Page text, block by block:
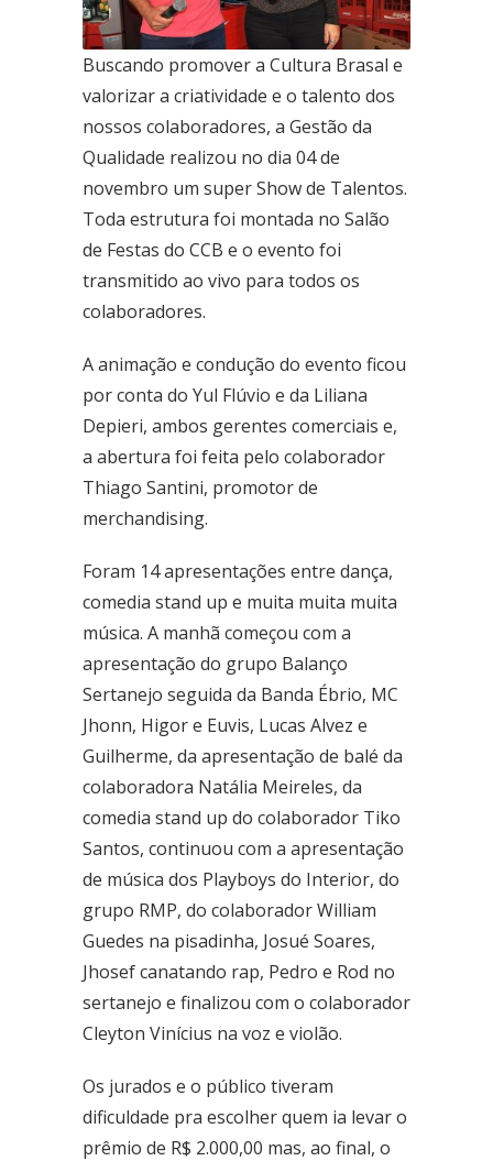
Ceilândia
QNN 30 Área Especial F
Fone: (61) 3035-6666
Pistão Sul CSG 9
Fone: (61) 3030-6666
Pistão Sul CSG 9
Fone: (61) 3030-6666
Ceilândia
QNN 30 Área Especial F
Fone: (61) 3035-6666
Park Sul
SGCV Sul Lote 12, Parte C, EPIA
BRASAL COMBUSTÍVEIS
Fone: (61) 3046-6070
Cruzeiro
Fone: (61) 3233-3890
Samambaia
QI 416, Conj. H, Lote 1 Brasília (DF)
Setor de Clubes Sul
SCE Sul Trecho 1, Conj. 9 - Avenida das Nações Brasília (DF)
Fone: (61) 3242-9052
Taguatinga Setor Hoteleiro Sul
Área Especial de Postos – Pistão Sul Brasília (DF)
Fone: (61) 3036-9962
Se você procura outrs contatos, entre em contato conosco,
enviando um e-mail para contato@brasal.com.br. Obrigado!
Buscando promover a Cultura Brasal e
valorizar a criatividade e o talento dos
nossos colaboradores, a Gestão da
Qualidade realizou no dia 04 de
novembro um super Show de Talentos.
Toda estrutura foi montada no Salão
de Festas do CCB e o evento foi
transmitido ao vivo para todos os
colaboradores.
A animação e condução do evento ficou
por conta do Yul Flúvio e da Liliana
Depieri, ambos gerentes comerciais e,
a abertura foi feita pelo colaborador
Thiago Santini, promotor de
merchandising.
Foram 14 apresentações entre dança,
comedia stand up e muita muita muita
música. A manhã começou com a
apresentação do grupo Balanço
Sertanejo seguida da Banda Ébrio, MC
Jhonn, Higor e Euvis, Lucas Alvez e
Guilherme, da apresentação de balé da
colaboradora Natália Meireles, da
comedia stand up do colaborador Tiko
Santos, continuou com a apresentação
de música dos Playboys do Interior, do
grupo RMP, do colaborador William
Guedes na pisadinha, Josué Soares,
Jhosef canatando rap, Pedro e Rod no
sertanejo e finalizou com o colaborador
Cleyton Vinícius na voz e violão.
Os jurados e o público tiveram
dificuldade pra escolher quem ia levar o
prêmio de R$ 2.000,00 mas, ao final, o